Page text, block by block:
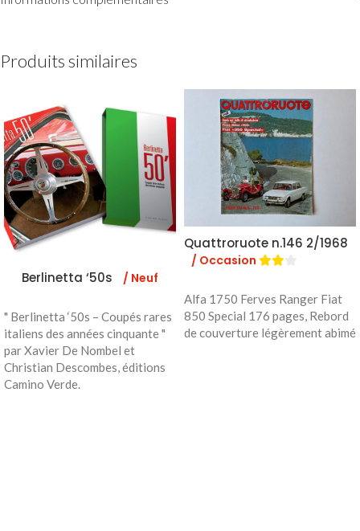
Produits similaires
Berlinetta ‘50s / Neuf
" Berlinetta ‘50s – Coupés rares
italiens des années cinquante "
par Xavier De Nombel et
Christian Descombes, éditions
Camino Verde.
Quattroruote n.146 2/1968
/ Occasion
Alfa 1750 Ferves Ranger Fiat
850 Special 176 pages, Rebord
de couverture légèrement abimé